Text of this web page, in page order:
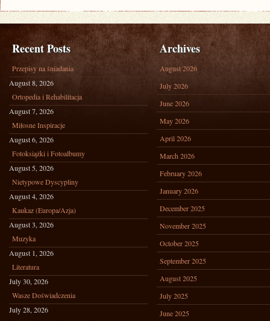
Recent Posts
Przepisy na śniadania
August 8, 2026
Ortopedia i Rehabilitacja
August 7, 2026
Miłosne Inspiracje
August 6, 2026
Fotoksiążki i Fotoalbumy
August 5, 2026
Nietypowe Dyscypliny
August 4, 2026
Kaukaz (Europa/Azja)
August 3, 2026
Muzyka
August 1, 2026
Literatura
July 30, 2026
Wasze Doświadczenia
July 28, 2026
Archives
August 2026
July 2026
June 2026
May 2026
April 2026
March 2026
February 2026
January 2026
December 2025
November 2025
October 2025
September 2025
August 2025
July 2025
June 2025